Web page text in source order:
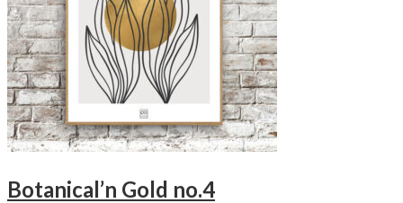
Botanical’n Gold no.4